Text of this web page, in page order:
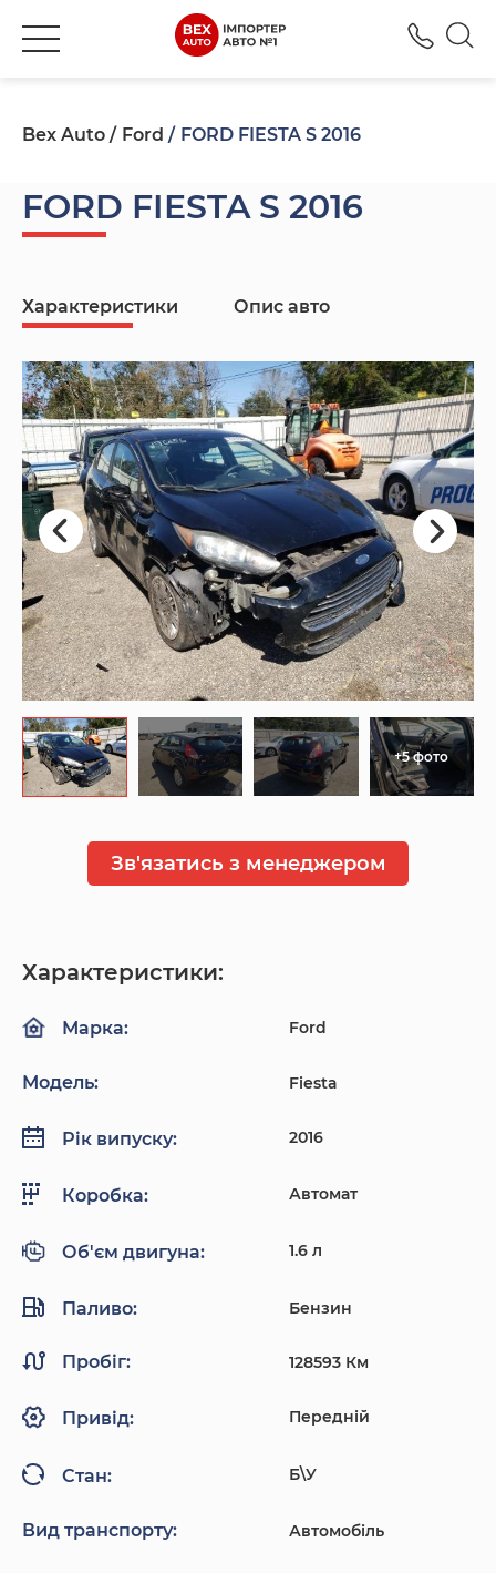
Bex Auto Ford FORD FIESTA S 2016
FORD FIESTA S 2016
Характеристики Опис авто
+5 фото
Зв'язатись з менеджером
Характеристики:
Марка: Ford
Модель: Fiesta
Рік випуску: 2016
Коробка: Автомат
Об'єм двигуна: 1.6 л
Паливо: Бензин
Пробіг: 128593 Км
Привід: Передній
Стан: Б\У
Вид транспорту: Автомобіль